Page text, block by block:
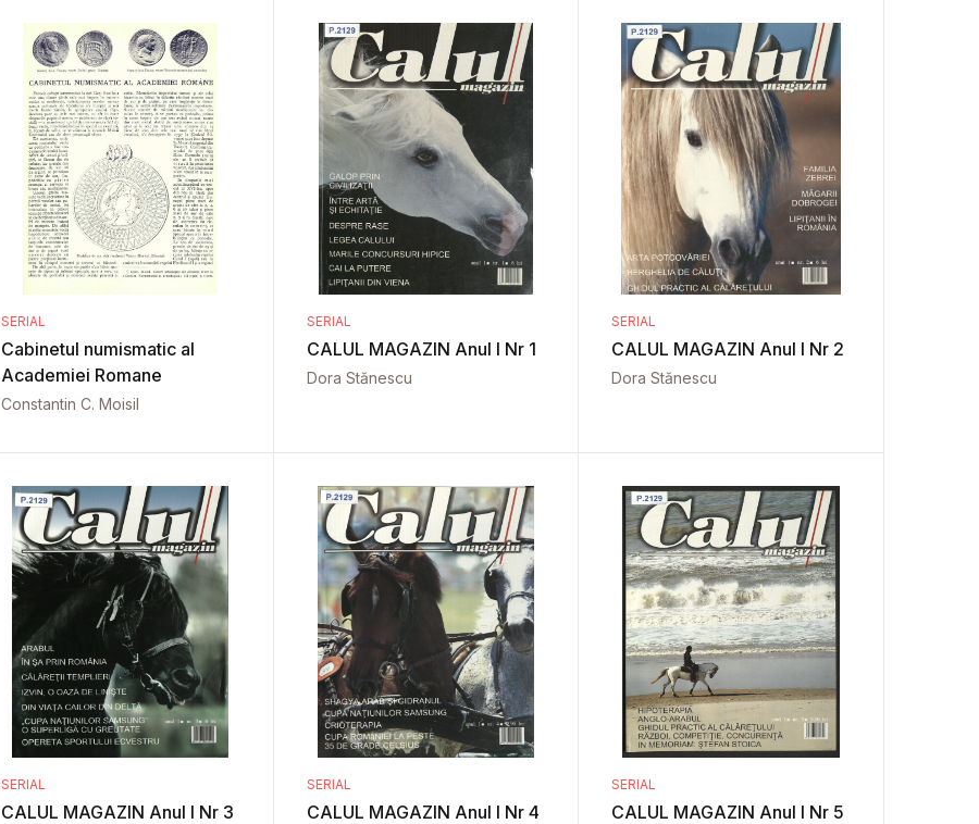
SERIAL
Cabinetul numismatic al
Academiei Romane
Constantin C. Moisil
SERIAL
CALUL MAGAZIN Anul I Nr 1
Dora Stănescu
SERIAL
CALUL MAGAZIN Anul I Nr 2
Dora Stănescu
SERIAL
CALUL MAGAZIN Anul I Nr 3
SERIAL
CALUL MAGAZIN Anul I Nr 4
SERIAL
CALUL MAGAZIN Anul I Nr 5